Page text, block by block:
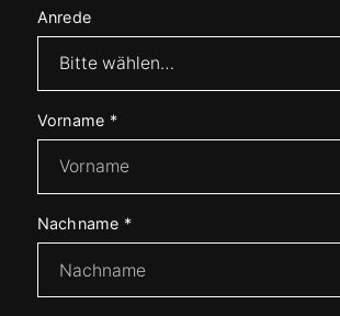
Anrede
Vorname *
Nachname *